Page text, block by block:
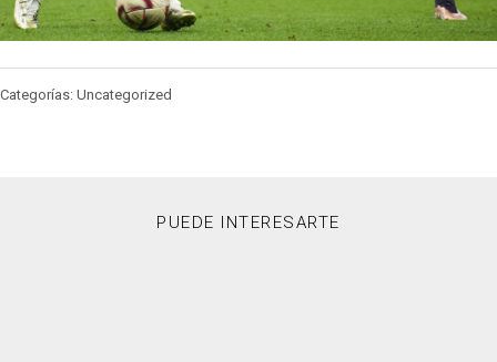
Categorías: Uncategorized
PUEDE INTERESARTE